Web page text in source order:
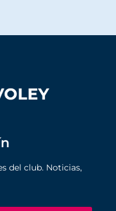
del club. Noticias,